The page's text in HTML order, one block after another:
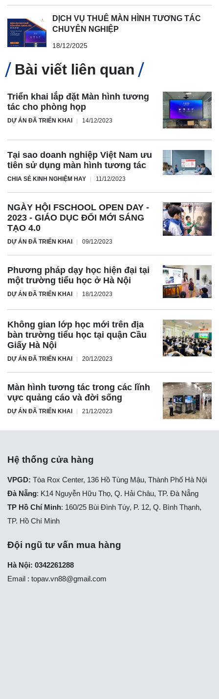
DỊCH VỤ THUÊ MÀN HÌNH TƯƠNG TÁC
CHUYÊN NGHIỆP
18/12/2025
Bài viết liên quan
Triển khai lắp đặt Màn hình tương
tác cho phòng họp
DỰ ÁN ĐÃ TRIỂN KHAI 14/12/2023
Tại sao doanh nghiệp Việt Nam ưu
tiên sử dụng màn hình tương tác
CHIA SẺ KINH NGHIỆM HAY 11/12/2023
NGÀY HỘI FSCHOOL OPEN DAY -
2023 - GIÁO DỤC ĐỔI MỚI SÁNG
TẠO 4.0
DỰ ÁN ĐÃ TRIỂN KHAI 09/12/2023
Phương pháp dạy học hiện đại tại
một trường tiểu học ở Hà Nội
DỰ ÁN ĐÃ TRIỂN KHAI 18/12/2023
Không gian lớp học mới trên địa
bàn trường tiểu học tại quận Cầu
Giấy Hà Nội
DỰ ÁN ĐÃ TRIỂN KHAI 20/12/2023
Màn hình tương tác trong các lĩnh
vực quảng cáo và đời sống
DỰ ÁN ĐÃ TRIỂN KHAI 21/12/2023
Hệ thống cửa hàng
VPGD: Tòa Rox Center, 136 Hồ Tùng Mậu, Thành Phố Hà Nội
Đà Nẵng: K14 Nguyễn Hữu Thọ, Q. Hải Châu, TP. Đà Nẵng
TP Hồ Chí Minh: 160/25 Bùi Đình Túy, P. 12, Q. Bình Thạnh,
TP. Hồ Chí Minh
Đội ngũ tư vấn mua hàng
Hà Nội: 0342261288
Email : topav.vn88@gmail.com